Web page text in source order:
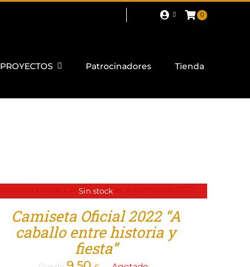
0
PROYECTOS Patrocinadores Tienda
Sin stock
Camiseta Oficial 2022 “A
caballo entre historia y
fiesta”